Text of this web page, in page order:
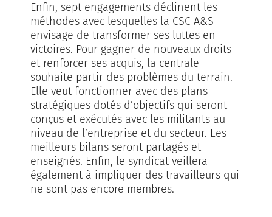
Enfin, sept engagements déclinent les
méthodes avec lesquelles la CSC A&S
envisage de transformer ses luttes en
victoires. Pour gagner de nouveaux droits
et renforcer ses acquis, la centrale
souhaite partir des problèmes du terrain.
Elle veut fonctionner avec des plans
stratégiques dotés d’objectifs qui seront
conçus et exécutés avec les militants au
niveau de l’entreprise et du secteur. Les
meilleurs bilans seront partagés et
enseignés. Enfin, le syndicat veillera
également à impliquer des travailleurs qui
ne sont pas encore membres.